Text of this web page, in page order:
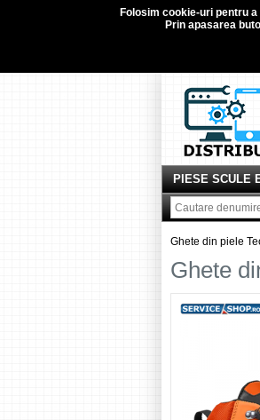
Folosim cookie-uripentru a
Prin apasarea
PIESE SCULE
Ghete din piele
Ghete